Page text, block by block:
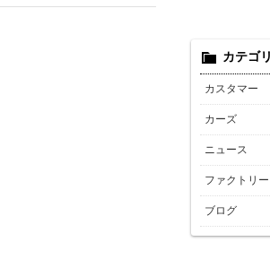
カテゴ
カスタマー
カーズ
ニュース
ファクトリー
ブログ